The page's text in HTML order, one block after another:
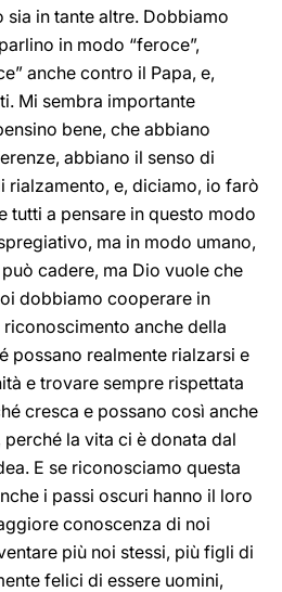
in tante altre. Dobbiamo
in modo “feroce”,
anche contro il Papa, e,
Mi sembra importante
bene, che abbiano
abbiano il senso di
rialzamento, e, diciamo, io farò
tutti a pensare in questo modo
ma in modo umano,
cadere, ma Dio vuole che
dobbiamo cooperare in
anche della
possano realmente rialzarsi e
e trovare sempre rispettata
cresca e possano così anche
la vita ci è donata dal
E se riconosciamo questa
i passi oscuri hanno il loro
conoscenza di noi
più noi stessi, più figli di
felici di essere uomini,